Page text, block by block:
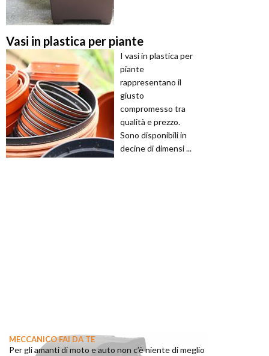
Vasi in plastica per piante
I vasi in plastica per
piante
rappresentano il
giusto
compromesso tra
qualità e prezzo.
Sono disponibili in
decine di dimensi ...
MECCANICO FAI DA TE
Per gli amanti di moto e auto non c’è niente di meglio